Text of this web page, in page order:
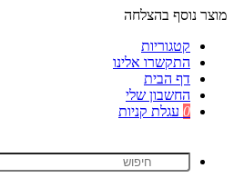
מוצר נוסף בהצלחה
קטגוריות
התקשרו אלינו
דף הבית
החשבון שלי
0 עגלת קניות